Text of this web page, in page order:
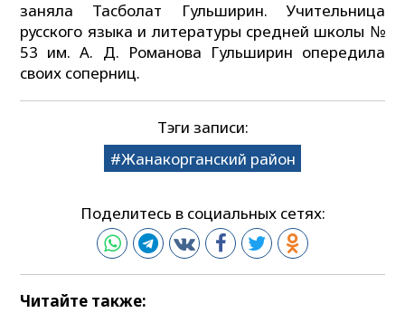
заняла Тасболат Гульширин. Учительница
русского языка и литературы средней школы №
53 им. А. Д. Романова Гульширин опередила
своих соперниц.
Тэги записи:
Жанакорганский район
Поделитесь в социальных сетях:
Читайте также: